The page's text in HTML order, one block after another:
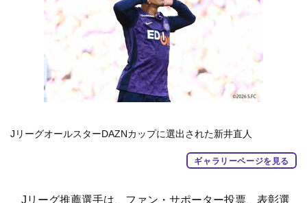
JリーグオールスターDAZNカップに選出された新井直人
ギャラリーページを見る
Jリーグ推薦選手は、ファン・サポーター投票、表彰選